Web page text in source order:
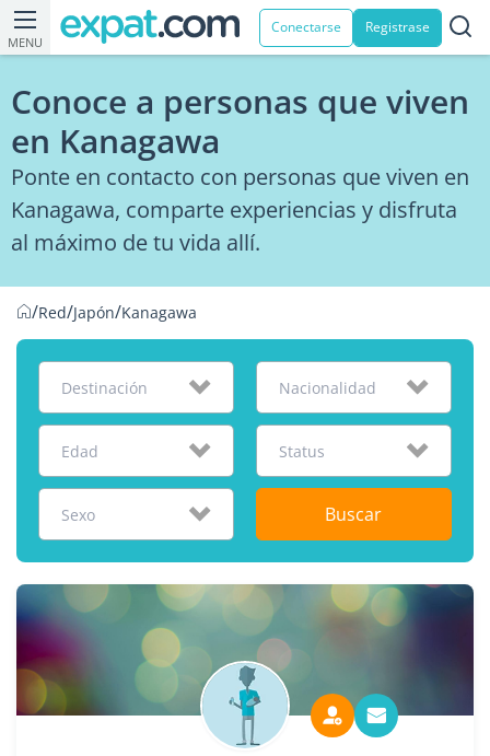
MENU
Conectarse Registrase
Conoce a personas que viven
en Kanagawa
Ponte en contacto con personas que viven en
Kanagawa, comparte experiencias y disfruta
al máximo de tu vida allí.
/Red/Japón/Kanagawa
Destinación Nacionalidad
Edad Status
Sexo Buscar